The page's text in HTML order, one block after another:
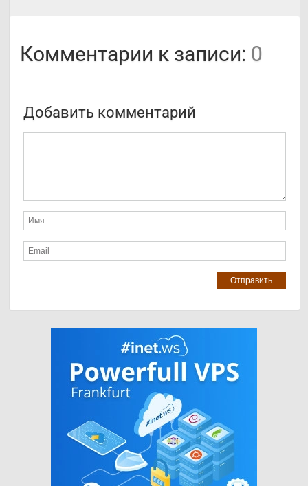
Комментарии к записи: 0
Добавить комментарий